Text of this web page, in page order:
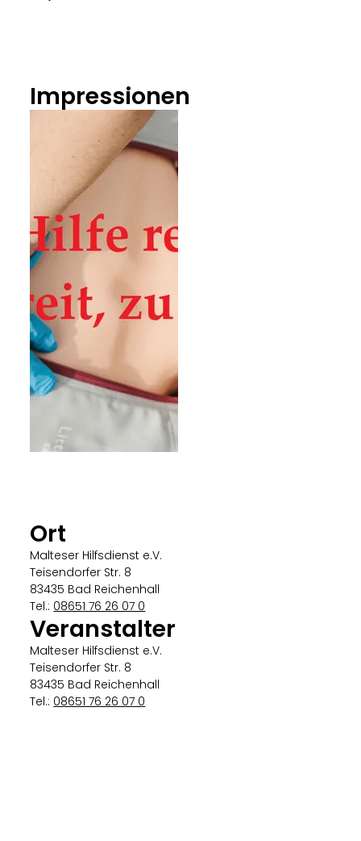
Impressionen
Ort
Malteser Hilfsdienst e.V.
Teisendorfer Str. 8
83435 Bad Reichenhall
Tel.: 08651 76 26 07 0
Veranstalter
Malteser Hilfsdienst e.V.
Teisendorfer Str. 8
83435 Bad Reichenhall
Tel.: 08651 76 26 07 0